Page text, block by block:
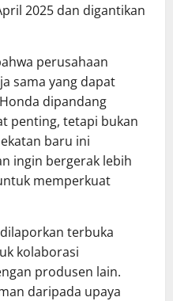
2025 dan digantikan
perusahaan
sama yang dapat
dipandang
penting, tetapi bukan
baru ini
ingin bergerak lebih
memperkuat
terbuka
kolaborasi
produsen lain.
daripada upaya